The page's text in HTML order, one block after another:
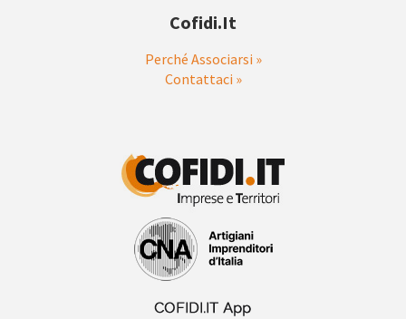
Cofidi.it
Perché Associarsi »
Contattaci »